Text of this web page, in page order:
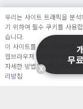
○ 개인정보보호 컴플라이언
○ 정보주체의 권리를 보장하
○ 기업의 개인정보보호를 위
Copyright Ⓒ
2026 O.NE PEOPLE Co.,
우리는 사이트 트래픽을 분
기 위하여 필수 쿠키를 사용
습니다.
이 사이트를 계속 사용하면
웹브라우져 설정에서 언제든
자세한 방법은 “개인정보처
리방침
X
무